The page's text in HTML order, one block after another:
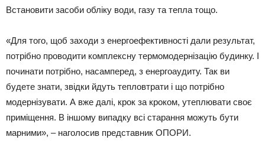
Встановити засоби обліку води, газу та тепла тощо.
«Для того, щоб заходи з енергоефективності дали результат,
потрібно проводити комплексну термомодернізацію будинку. І
починати потрібно, насамперед, з енергоаудиту. Так ви
будете знати, звідки йдуть тепловтрати і що потрібно
модернізувати. А вже далі, крок за кроком, утеплювати своє
приміщення. В іншому випадку всі старання можуть бути
марними», – наголосив представник ОПОРИ.